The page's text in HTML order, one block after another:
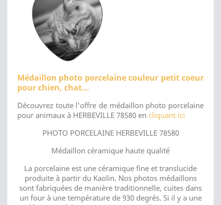
Médaillon photo porcelaine couleur petit coeur
pour chien, chat...
Découvrez toute l'offre de médaillon photo porcelaine
pour animaux à HERBEVILLE 78580 en cliquant ici
PHOTO PORCELAINE HERBEVILLE 78580
Médaillon céramique haute qualité
La porcelaine est une céramique fine et translucide
produite à partir du Kaolin. Nos photos médaillons
sont fabriquées de manière traditionnelle, cuites dans
un four à une température de 930 degrés. Si il y a une